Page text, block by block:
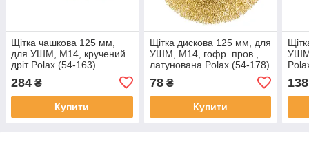
Щітка чашкова 125 мм,
для УШМ, М14, кручений
дріт Polax (54-163)
284 ₴
Купити
Щітка дискова 125 мм, для
УШМ, М14, гофр. пров.,
латунована Polax (54-178)
78₴
Купити
138